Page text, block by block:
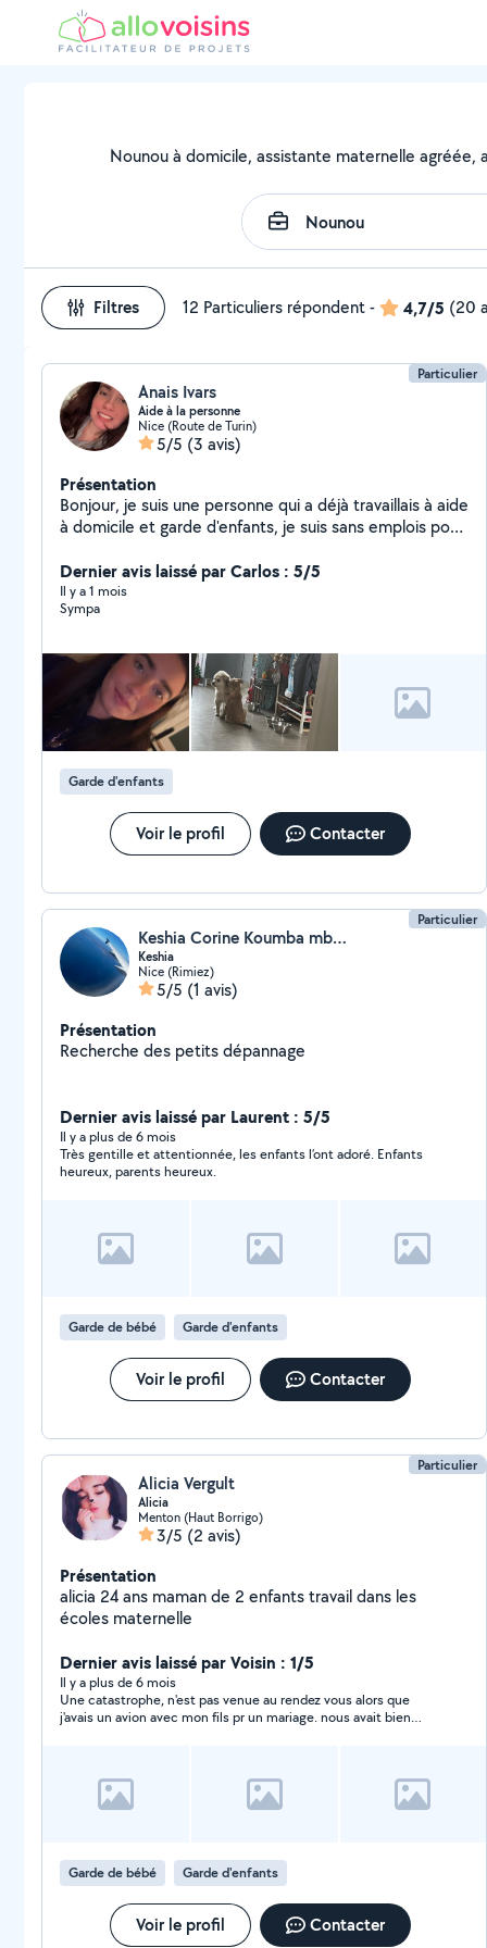
Nounou à domicile, assistante maternelle agréée,
Filtres 12 Particuliers répondent- 4,7/5 (20
Particulier
Anais Ivars
Aide à la personne
Nice (Route de Turin)
5/5 (3 avis)
Présentation
Bonjour, je suis une personne qui a déjà travaillais à aide
à domicile et garde d'enfants, je suis sans emplois pour
Dernier avis laissé par Carlos : 5/5
Il y a 1 mois
Sympa
Garde d'enfants
Voir le profil Contacter
Particulier
Keshia Corine Koumba mboula
Keshia
Nice (Rimiez)
5/5 (1 avis)
Présentation
Recherche des petits dépannage
Dernier avis laissé par Laurent : 5/5
Il y a plus de 6 mois
Très gentille et attentionnée, les enfants l’ont adoré. Enfants
heureux, parents heureux.
Garde de bébé Garde d'enfants
Voir le profil Contacter
Particulier
Alicia Vergult
Alicia
Menton (Haut Borrigo)
3/5 (2 avis)
Présentation
alicia 24 ans maman de 2 enfants travail dans les
écoles maternelle
Dernier avis laissé par Voisin : 1/5
Il y a plus de 6 mois
Une catastrophe, n'est pas venue au rendez vous alors que
j'avais un avion avec mon fils pr un mariage. nous avait bien
avions convenu de la payer en cash dans la voiture 50€ pr un
Menton/aeroport Nice. Le mariage de ma nièce a été raté pr
Garde de bébé
Garde d'enfants
Voir le profil Contacter